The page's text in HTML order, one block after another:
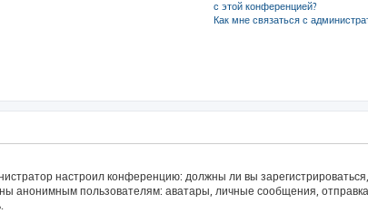
с этой конференцией?
Как мне связаться с
настроил конференцию: должны ли вы
анонимным пользователям: аватары, личные сообщения,